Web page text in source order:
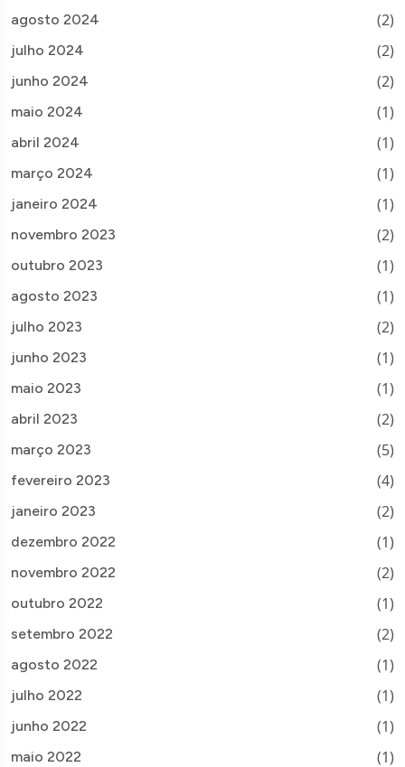
agosto 2024 (2)
julho 2024 (2)
junho 2024 (2)
maio 2024 (1)
abril 2024 (1)
março 2024 (1)
janeiro 2024 (1)
novembro 2023 (2)
outubro 2023 (1)
agosto 2023 (1)
julho 2023 (2)
junho 2023 (1)
maio 2023 (1)
abril 2023 (2)
março 2023 (5)
fevereiro 2023 (4)
janeiro 2023 (2)
dezembro 2022 (1)
novembro 2022 (2)
outubro 2022 (1)
setembro 2022 (2)
agosto 2022 (1)
julho 2022 (1)
junho 2022 (1)
maio 2022 (1)